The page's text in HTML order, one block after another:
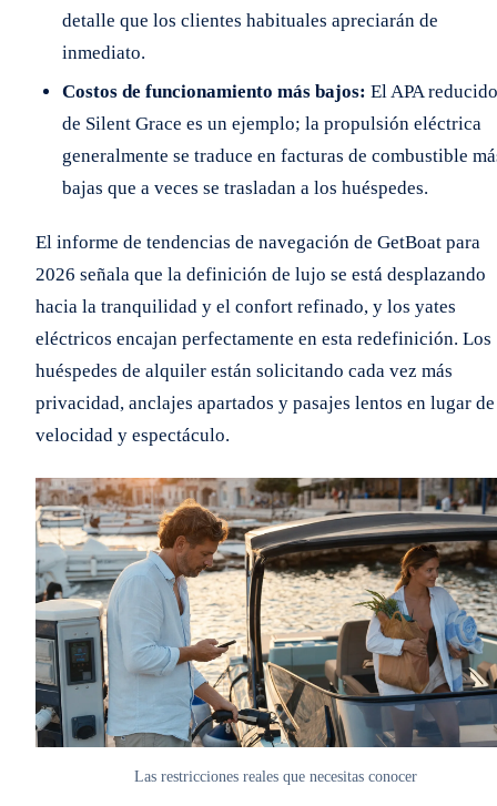
detalle que los clientes habituales apreciarán de
inmediato.
Costos de funcionamiento más bajos: El APA reducido
de Silent Grace es un ejemplo; la propulsión eléctrica
generalmente se traduce en facturas de combustible
bajas que a veces se trasladan a los huéspedes.
El informe de tendencias de navegación de GetBoat para
2026 señala que la definición de lujo se está desplazando
hacia la tranquilidad y el confort refinado, y los yates
eléctricos encajan perfectamente en esta redefinición. Los
huéspedes de alquiler están solicitando cada vez más
privacidad, anclajes apartados y pasajes lentos en lugar de
velocidad y espectáculo.
Las restricciones reales que necesitas conocer